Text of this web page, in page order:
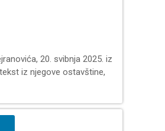
20. svibnja 2025. iz
iz njegove ostavštine,